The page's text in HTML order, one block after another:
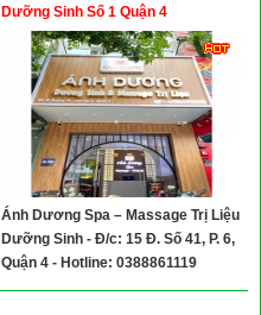
Dưỡng Sinh Số 1 Quận 4
Ánh Dương Spa – Massage Trị Liệu
Dưỡng Sinh - Đ/c: 15 Đ. Số 41, P. 6,
Quận 4 - Hotline: 0388861119